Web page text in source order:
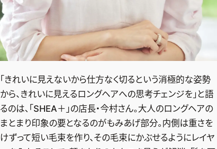
「きれいに見えないから仕方なく切るという消極的な姿勢
から、きれいに見えるロングヘアへの思考チェンジを」と語
るのは、「SHEA＋」の店長・今村さん。大人のロングヘアの
まとまり印象の要となるのがもみあげ部分。内側は重さを
けずって短い毛束を作り、その毛束にかぶせるようにレイヤ